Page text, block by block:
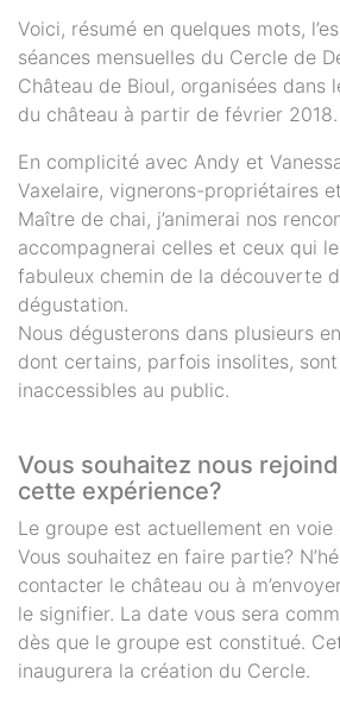
Voici, résumé en quelques mots,
séances mensuelles du Cercle de
Château de Bioul, organisées dans
du château à partir de février 2018.
En complicité avec Andy et
Vaxelaire, vignerons-propriétaires
Maître de chai, j’animerai nos
accompagnerai celles et ceux qui
fabuleux chemin de la découverte
dégustation.
Nous dégusterons dans plusieurs
dont certains, parfois insolites,
inaccessibles au public.
Vous souhaitez nous
cette expérience?
Le groupe est actuellement en
Vous souhaitez en faire partie?
contacter le château ou à
le signifier. La date vous sera
dès que le groupe est constitué.
inaugurera la création du Cercle.